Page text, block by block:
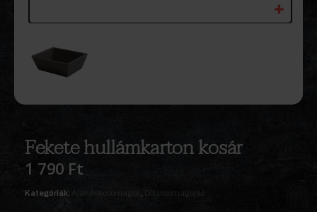
Fekete hullámkarton kosár
1 790 Ft
Kategóriák: Díszcsomagolás